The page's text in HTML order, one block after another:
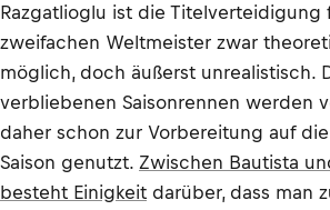
Razgatlioglu ist die Titelverteidigung
zweifachen Weltmeister zwar
möglich, doch äußerst unrealistisch.
verbliebenen Saisonrennen werden
daher schon zur Vorbereitung auf
Saison genutzt. Zwischen Bautista
besteht Einigkeit darüber, dass man